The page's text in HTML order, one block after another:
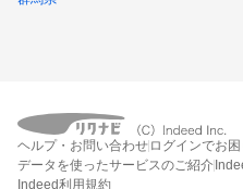
エントリーす
受け取
ヘルプ・お問い合わせ ログインでお
データを使ったサービスのご紹介
Indeed利用規約